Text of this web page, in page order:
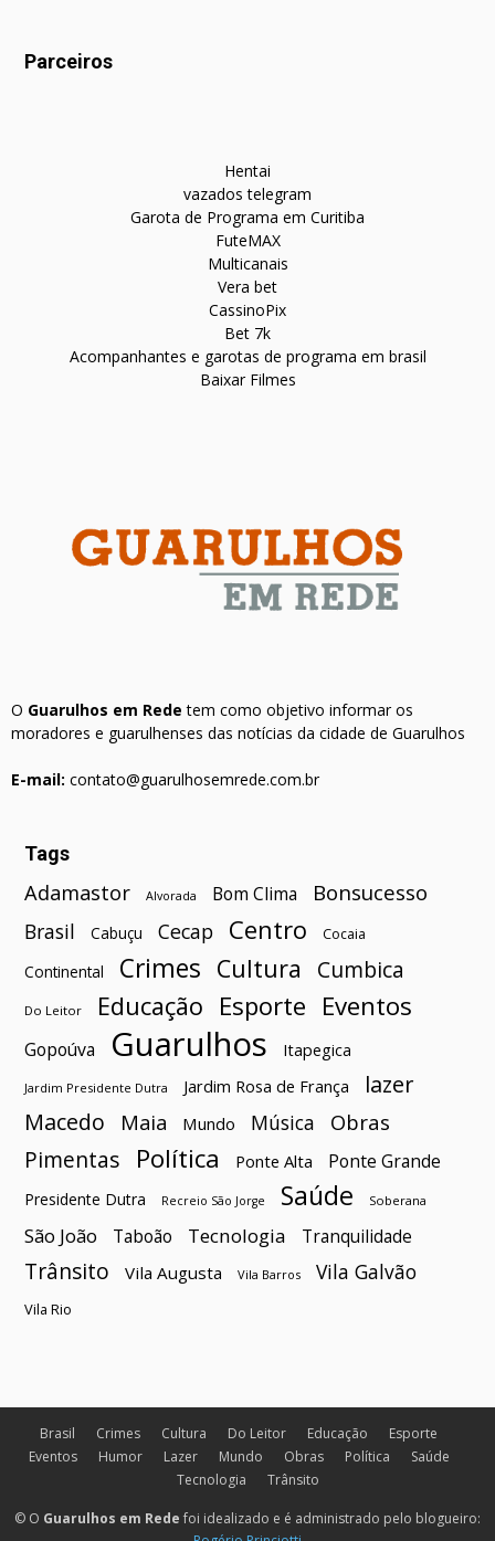
Parceiros
Hentai
vazados telegram
Garota de Programa em Curitiba
FuteMAX
Multicanais
Vera bet
CassinoPix
Bet 7k
Acompanhantes e garotas de programa em brasil
Baixar Filmes
O Guarulhos em Rede tem como objetivo informar os
moradores e guarulhenses das notícias da cidade de Guarulhos
E-mail: contato@guarulhosemrede.com.br
Tags
Adamastor Alvorada Bom Clima Bonsucesso
Brasil Cabuçu Cecap Centro Cocaia
Continental Crimes Cultura Cumbica
Do Leitor Educação Esporte Eventos
Gopoúva Guarulhos Itapegica
Jardim Presidente Dutra Jardim Rosa de França
lazer
Macedo
Maia Mundo Música Obras
Pimentas Política Ponte Alta Ponte Grande
Presidente Dutra Recreio São Jorge Saúde Soberana
São João Taboão Tecnologia Tranquilidade
Trânsito Vila Augusta Vila Barros Vila Galvão
Vila Rio
Brasil Crimes Cultura Do Leitor Educação
Esporte
Eventos
Humor Lazer Mundo Obras Política
Saúde
Tecnologia
Trânsito
© O Guarulhos em Rede foi idealizado e é administrado pelo blogueiro: